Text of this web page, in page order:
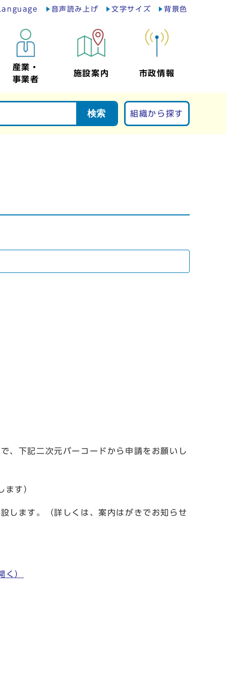
音声読み上げ 文字サイズ 背景色
産業・
事業者
施設案内 市政情報
検索 組織から探す
、下記二次元バーコードから申請をお願いし
す）
します。（詳しくは、案内はがきでお知らせ
く）